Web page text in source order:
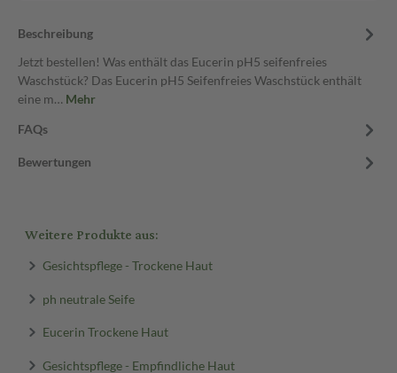
Beschreibung
Jetzt bestellen! Was enthält das Eucerin pH5 seifenfreies
Waschstück? Das Eucerin pH5 Seifenfreies Waschstück enthält
eine m… Mehr
FAQs
Bewertungen
Weitere Produkte aus:
Gesichtspflege - Trockene Haut
ph neutrale Seife
Eucerin Trockene Haut
Gesichtspflege - Empfindliche Haut